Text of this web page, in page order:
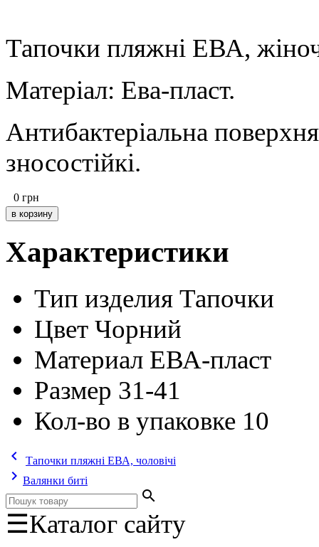
Тапочки пляжні ЕВА,
Матеріал: Ева-пласт.
Антибактеріальна
зносостійкі.
0 грн
Характеристики
Тип изделия Тапочки
Цвет Чорний
Материал ЕВА-пласт
Размер 31-41
Кол-во в упаковке 10
keyboard_arrow_left Тапочки пляжні ЕВА, чоловічі
keyboard_arrow_right Валянки биті
search
☰Каталог сайту